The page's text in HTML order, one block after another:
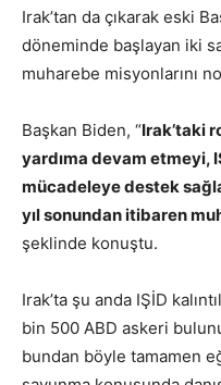
Irak’tan da çıkarak eski
döneminde başlayan iki
muharebe misyonlarını
Başkan Biden, “Irak’taki
yardıma devam etmeyi,
mücadeleye destek
yıl sonundan itibaren
şeklinde konuştu.
Irak’ta şu anda IŞİD
bin 500 ABD askeri
bundan böyle tamamen